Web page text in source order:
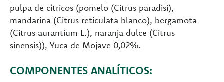
pulpa de cítricos (pomelo (Citrus paradisi),
mandarina (Citrus reticulata blanco), bergamota
(Citrus aurantium L.), naranja dulce (Citrus
sinensis)), Yuca de Mojave 0,02%.
COMPONENTES ANALÍTICOS: